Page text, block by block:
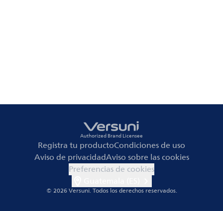
Authorized Brand Licensee
Registra tu productoCondiciones de uso
Aviso de privacidadAviso sobre las cookies
Preferencias de cookies
© 2026 Versuni.Todos los derechos reservados.